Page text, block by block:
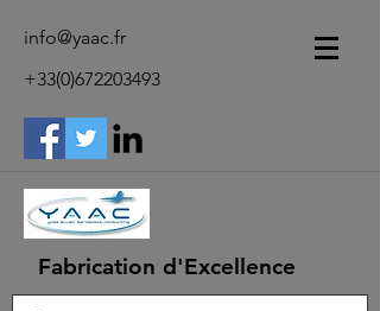
info@yaac.fr
+33(0)672203493
Fabrication d'Excellence